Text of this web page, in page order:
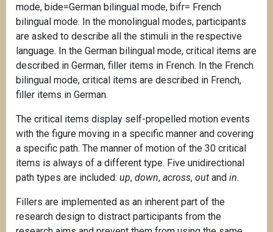
mode, bide=German bilingual mode, bifr= French
bilingual mode. In the monolingual modes, participants
are asked to describe all the stimuli in the respective
language. In the German bilingual mode, critical items are
described in German, filler items in French. In the French
bilingual mode, critical items are described in French,
filler items in German.
The critical items display self-propelled motion events
with the figure moving in a specific manner and covering
a specific path. The manner of motion of the 30 critical
items is always of a different type. Five unidirectional
path types are included: up, down, across, out and in.
Fillers are implemented as an inherent part of the
research design to distract participants from the